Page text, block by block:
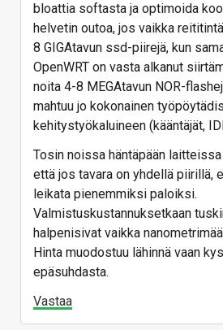
bloattia softasta ja optimoida
helvetin outoa, jos vaikka
8 GIGAtavun ssd-piirejä, kun
OpenWRT on vasta alkanut
noita 4-8 MEGAtavun NOR-
mahtuu jo kokonainen
kehitystyökaluineen (kääntäjät,
Tosin noissa häntäpään
että jos tavara on yhdellä piirillä,
leikata pienemmiksi paloiksi.
Valmistuskustannuksetkaan
halpenisivat vaikka
Hinta muodostuu lähinnä vaan
epäsuhdasta.
Vastaa